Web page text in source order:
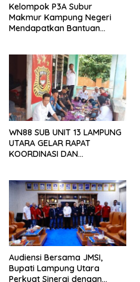
Kelompok P3A Subur
Makmur Kampung Negeri
Mendapatkan Bantuan
Sekampung (BBWSMS)
WN88 SUB UNIT 13 LAMPUNG
UTARA GELAR RAPAT
KOORDINASI DAN
Audiensi Bersama JMSI,
Bupati Lampung Utara
Perkuat Sinergi dengan